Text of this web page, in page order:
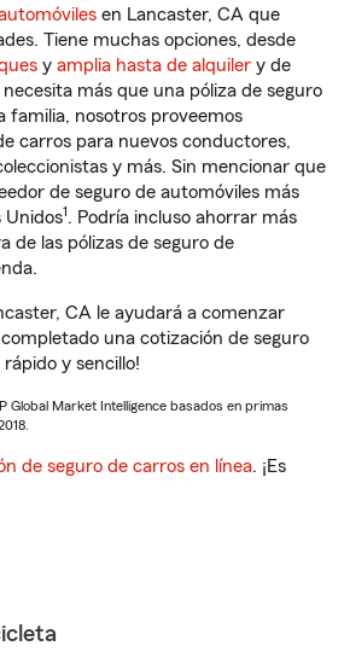
en Lancaster, CA que
Tiene muchas opciones, desde
y amplia hasta de alquiler y de
necesita más que una póliza de seguro
familia, nosotros proveemos
carros para nuevos conductores,
y más. Sin mencionar que
de seguro de automóviles más
Unidos1. Podría incluso ahorrar más
de las pólizas de seguro de
CA le ayudará a comenzar
una cotización de seguro
rápido y sencillo!
Global Market Intelligence basados en primas
de seguro de carros en línea. ¡Es